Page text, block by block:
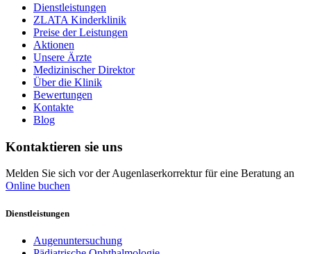
Dienstleistungen
ZLATA Kinderklinik
Preise der Leistungen
Aktionen
Unsere Ärzte
Medizinischer Direktor
Über die Klinik
Bewertungen
Kontakte
Blog
Kontaktieren sie uns
Melden Sie sich vor der Augenlaserkorrektur für eine Beratung an
Online buchen
Dienstleistungen
Augenuntersuchung